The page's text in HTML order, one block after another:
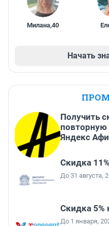
Милана,40
Начать
Получить
повторную
Яндекс
Скидка
До 31 августа,
Скидка 5%
До 1 января,